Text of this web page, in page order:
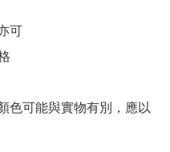
色可能與實物有別，應以